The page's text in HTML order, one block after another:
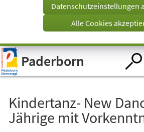
Visuelle
Assistenzsoftware
öffnen.
Tab)
Datenschutzeinstellungen
Alle Cookies
Paderborn
Kindertanz- New
Jährige mit